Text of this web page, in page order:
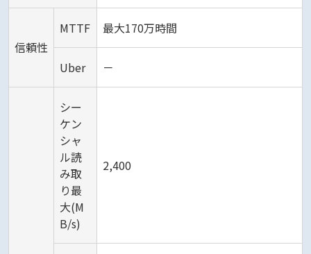
信頼性
MTTF 最大170万時間
Uber －
シー
ケン
シャ
ル読
み取
り最
大(M
B/s)
2,400